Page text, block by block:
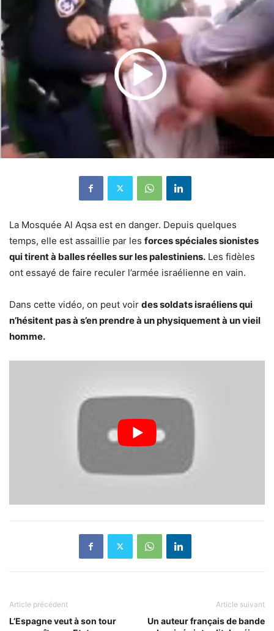
La Mosquée Al Aqsa est en danger. Depuis quelques
temps, elle est assaillie par les forces spéciales sionistes
qui tirent à balles réelles sur les palestiniens. Les fidèles
ont essayé de faire reculer l’armée israélienne en vain.
Dans cette vidéo, on peut voir des soldats israéliens qui
n’hésitent pas à s’en prendre à un physiquement à un vieil
homme.
Article précédent
L’Espagne veut à son tour
Article suivant
Un auteur français de bande